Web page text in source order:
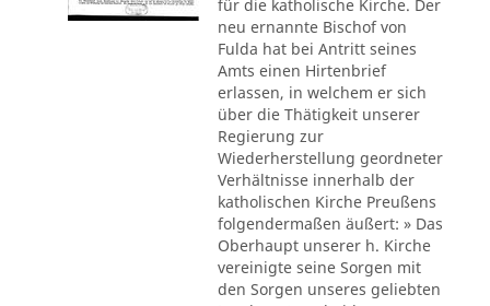
für die katholische Kirche. Der
neu ernannte Bischof von
Fulda hat bei Antritt seines
Amts einen Hirtenbrief
erlassen, in welchem er sich
über die Thätigkeit unserer
Regierung zur
Wiederherstellung geordneter
Verhältnisse innerhalb der
katholischen Kirche Preußens
folgendermaßen äußert: » Das
Oberhaupt unserer h. Kirche
vereinigte seine Sorgen mit
den Sorgen unseres geliebten